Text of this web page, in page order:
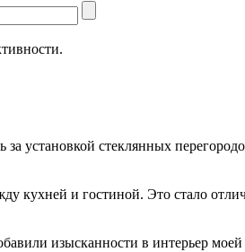
за установкой стеклянных
кухней и гостиной. Это стало
изысканности в интерьер